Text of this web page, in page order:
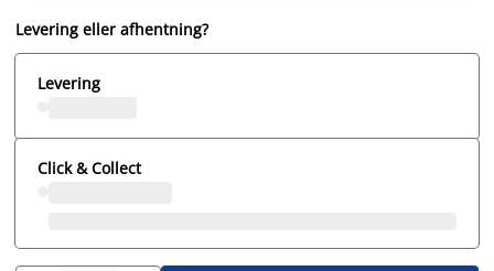
Levering eller afhentning?
Levering
Click & Collect